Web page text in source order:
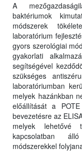
A
baktériumok
módszerek
laboratórium
gyors szerológiai
gyakorlati
segítségével
szükséges
laboratóriumban
melyek hazánkban
előállítását a
bevezetésre az
melyek lehetővé
kapcsolatban
módszerekkel